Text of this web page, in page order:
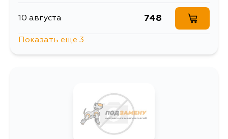
5 сентября 1096
10 августа 748
968
Показать еще 3